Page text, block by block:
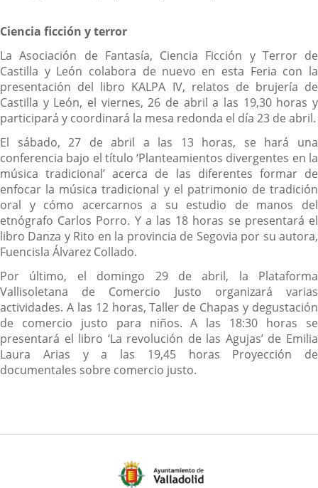
Ciencia ficción y terror
La Asociación de Fantasía, Ciencia Ficción y Terror de
Castilla y León colabora de nuevo en esta Feria con la
presentación del libro KALPA IV, relatos de brujería de
Castilla y León, el viernes, 26 de abril a las 19,30 horas y
participará y coordinará la mesa redonda el día 23 de abril.
El sábado, 27 de abril a las 13 horas, se hará una
conferencia bajo el título ‘Planteamientos divergentes en la
música tradicional’ acerca de las diferentes formar de
enfocar la música tradicional y el patrimonio de tradición
oral y cómo acercarnos a su estudio de manos del
etnógrafo Carlos Porro. Y a las 18 horas se presentará el
libro Danza y Rito en la provincia de Segovia por su autora,
Fuencisla Álvarez Collado.
Por último, el domingo 29 de abril, la Plataforma
Vallisoletana de Comercio Justo organizará varias
actividades. A las 12 horas, Taller de Chapas y degustación
de comercio justo para niños. A las 18:30 horas se
presentará el libro ‘La revolución de las Agujas’ de Emilia
Laura Arias y a las 19,45 horas Proyección de
documentales sobre comercio justo.